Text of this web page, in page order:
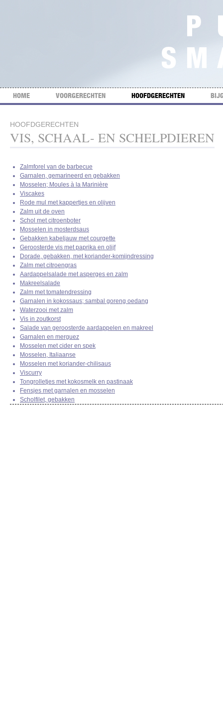
HOME VOORGERECHTEN HOOFDGERECHTEN
HOOFDGERECHTEN
VIS, SCHAAL- EN SCHELPDIEREN
Zalmforel van de barbecue
Garnalen, gemarineerd en gebakken
Mosselen; Moules à la Marinière
Viscakes
Rode mul met kappertjes en olijven
Zalm uit de oven
Schol met citroenboter
Mosselen in mosterdsaus
Gebakken kabeljauw met courgette
Geroosterde vis met paprika en olijf
Dorade, gebakken, met koriander-komijndressing
Zalm met citroengras
Aardappelsalade met asperges en zalm
Makreelsalade
Zalm met tomatendressing
Garnalen in kokossaus; sambal goreng oedang
Waterzooi met zalm
Vis in zoutkorst
Salade van geroosterde aardappelen en makreel
Garnalen en merguez
Mosselen met cider en spek
Mosselen, Italiaanse
Mosselen met koriander-chilisaus
Viscurry
Tongrolletjes met kokosmelk en pastinaak
Fensjes met garnalen en mosselen
Scholfilet, gebakken